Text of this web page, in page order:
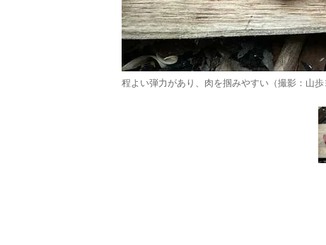
程よい弾力があり、肉を掴みやすい（撮影：山歩